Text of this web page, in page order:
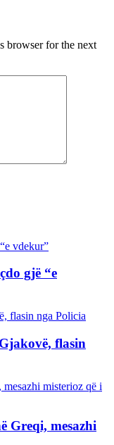
browser for the next
gjë “e
flasin
Greqi, mesazhi